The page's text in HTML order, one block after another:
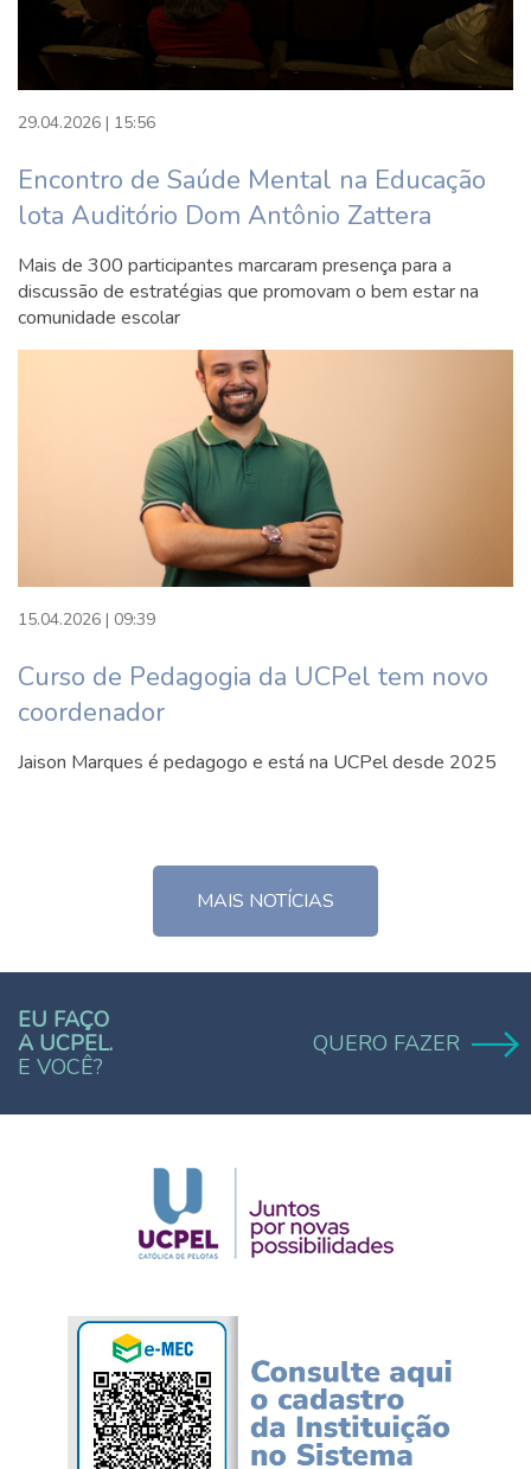
Estágio II em Pedagogia: Anos Iniciais
do Ensino Fundamental – 120h
8º Semestre
Seminário Final – 30h
Metodologias Ativas na Educação
Básica – 90h
Educação de Jovens e Adultos – 90h
Estágio em Pedagogia: Espaços
Escolares e Não Escolares – 100h
29.04.2026 | 15:56
Encontro de Saúde Mental na Educação
lota Auditório Dom Antônio Zattera
Mais de 300 participantes marcaram presença para a
discussão de estratégias que promovam o bem estar na
comunidade escolar
15.04.2026 | 09:39
Curso de Pedagogia da UCPel tem novo
coordenador
Jaison Marques é pedagogo e está na UCPel desde 2025
MAIS NOTÍCIAS
EU FAÇO
A UCPEL.
E VOCÊ?
QUERO FAZER